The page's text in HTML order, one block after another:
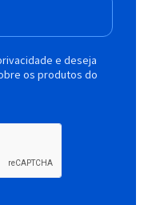
e deseja
os produtos do